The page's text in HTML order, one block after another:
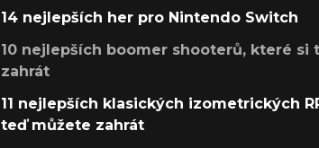
14 nejlepších her pro Nintendo Switch
10 nejlepších boomer shooterů, které si
zahrát
11 nejlepších klasických izometrických
teď můžete zahrát